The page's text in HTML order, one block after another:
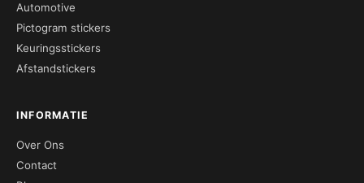
Automotive
Pictogram stickers
Keuringsstickers
Afstandstickers
INFORMATIE
Over Ons
Contact